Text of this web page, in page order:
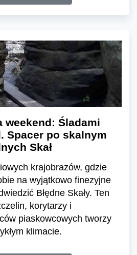
weekend: Śladami
Spacer po skalnym
Skał
krajobrazów, gdzie
na wyjątkowo finezyjne
Błędne Skały. Ten
korytarzy i
piaskowcowych tworzy
klimacie.